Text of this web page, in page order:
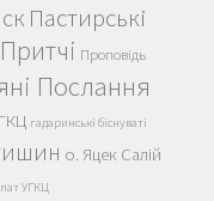
Пастирські
Притчі Проповідь
Послання
гадаринські біснуваті
о. Яцек Салій
УГКЦ